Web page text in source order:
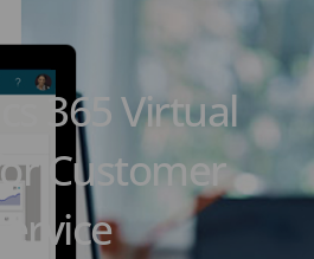
365 Virtual
Customer
Service